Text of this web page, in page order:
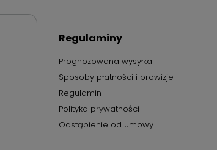
Regulaminy
Prognozowana wysyłka
Sposoby płatności i prowizje
Regulamin
Polityka prywatności
Odstąpienie od umowy